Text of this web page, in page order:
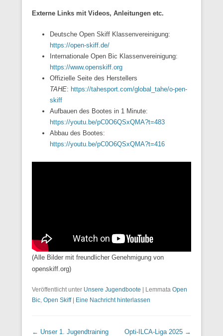
Externe Links mit Videos, Anleitungen etc.
Deutsche Open Skiff Klassenvereinigung:
https://open-skiff.de/
Internationale Open Bic Klassenvereinigung:
https://www.openskiff.org
Offizielle Seite des Herstellers
TAHE: https://tahesport.com/global_tahe/o-pen-
skiff
Aufbauen des Bootes in 1 Minute:
https://youtu.be/pC0O6QSxQMA?t=483
Abbau des Bootes:
https://youtu.be/pC0O6QSxQMA?t=416
(Alle Bilder mit freundlicher Genehmigung von
openskiff.org)
Veröffentlicht unter Unsere Jugendboote Lemmata Open
Bic, Open Skiff Eine Nachricht hinterlassen
Beitrags Übersicht
← Unser 1. Jugendtraining
Opti-ILCA-Liga 2025 →